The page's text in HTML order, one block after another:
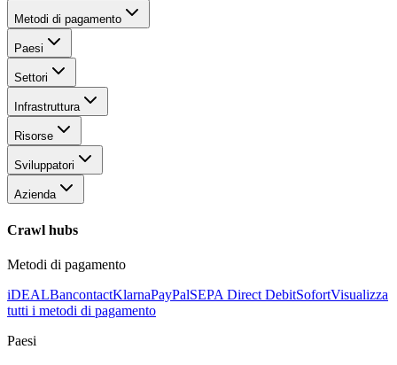
Metodi di pagamento
Paesi
Settori
Infrastruttura
Risorse
Sviluppatori
Azienda
Crawl hubs
Metodi di pagamento
iDEALBancontactKlarnaPayPalSEPA Direct DebitSofortVisualizza
tutti i metodi di pagamento
Paesi